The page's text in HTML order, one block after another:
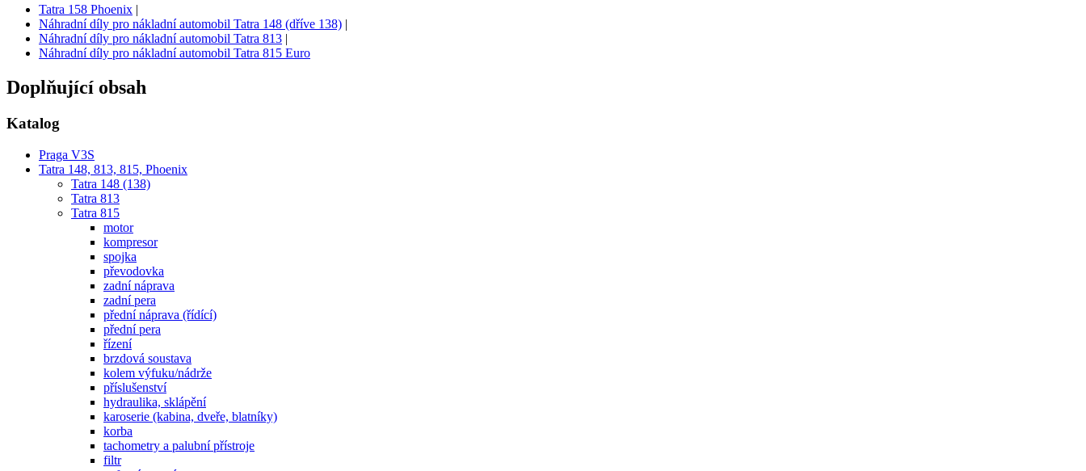
Tatra 158 Phoenix |
Náhradní díly pro nákladní automobil Tatra 148 (dříve 138) |
Náhradní díly pro nákladní automobil Tatra 813 |
Náhradní díly pro nákladní automobil Tatra 815 Euro
Doplňující obsah
Katalog
Praga V3S
Tatra 148, 813, 815, Phoenix
Tatra 148 (138)
Tatra 813
Tatra 815
motor
kompresor
spojka
převodovka
zadní náprava
zadní pera
přední náprava (řídící)
přední pera
řízení
brzdová soustava
kolem výfuku/nádrže
příslušenství
hydraulika, sklápění
karoserie (kabina, dveře, blatníky)
korba
tachometry a palubní přístroje
filtr